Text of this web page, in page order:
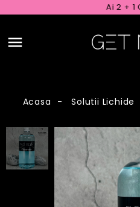
Ai 2 + 1
Acasa Solutii Lichide